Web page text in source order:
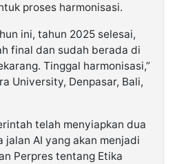
proses harmonisasi.
ini, tahun 2025 selesai,
final dan sudah berada di
Tinggal harmonisasi,”
University, Denpasar, Bali,
telah menyiapkan dua
jalan AI yang akan menjadi
Perpres tentang Etika